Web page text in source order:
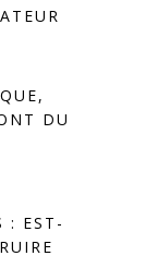
DU
: EST-